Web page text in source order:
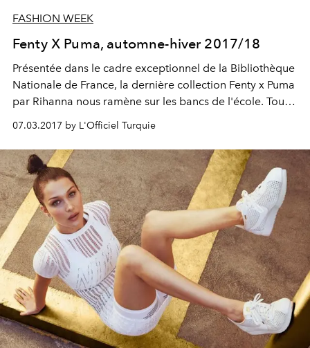
FASHION WEEK
Fenty X Puma, automne-hiver 2017/18
Présentée dans le cadre exceptionnel de la Bibliothèque
Nationale de France, la dernière collection Fenty x Puma
par Rihanna nous ramène sur les bancs de l'école. Tout
American College portent le teddy à même la peau et
enchaînent références streetwear et statements plus
couture.
07.03.2017 by L'Officiel Turquie